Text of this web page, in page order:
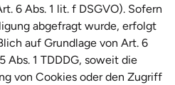
6 Abs. 1 lit. f DSGVO). Sofern
abgefragt wurde, erfolgt
auf Grundlage von Art. 6
Abs. 1 TDDDG, soweit die
von Cookies oder den Zugriff